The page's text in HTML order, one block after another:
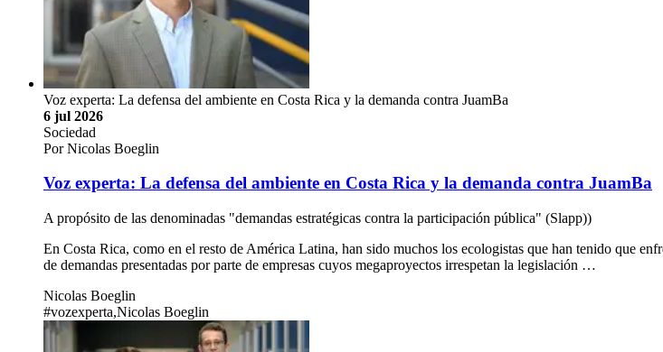
Voz experta: La defensa del ambiente en Costa Rica y la demanda contra JuamBa
6 jul 2026
Sociedad
Por Nicolas Boeglin
Voz experta: La defensa del ambiente en Costa Rica y la demanda contra JuamBa
A propósito de las denominadas "demandas estratégicas contra la participación pública" (Slapp))
En Costa Rica, como en el resto de América Latina, han sido muchos los ecologistas que han tenido que
de demandas presentadas por parte de empresas cuyos megaproyectos irrespetan la legislación …
Nicolas Boeglin
#vozexperta,Nicolas Boeglin